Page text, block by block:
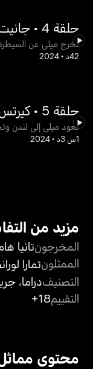
حلقة 4 • جانيت
تخرج ميلي عن
42د •
2024
حلقة 5 • كيرتس
تعود ميلي إلى لندن
1س 3د •
2024
مزيد من
المخرجونتانيا
الممثلونتمارا
التصنيفدراما،
التقييم18+
محتوى